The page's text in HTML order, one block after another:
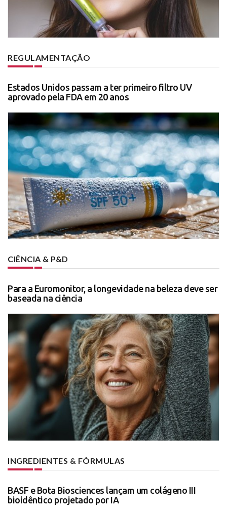
REGULAMENTAÇÃO
Estados Unidos passam a ter primeiro filtro UV
aprovado pela FDA em 20 anos
CIÊNCIA & P&D
Para a Euromonitor, a longevidade na beleza deve ser
baseada na ciência
INGREDIENTES & FÓRMULAS
BASF e Bota Biosciences lançam um colágeno III
bioidêntico projetado por IA